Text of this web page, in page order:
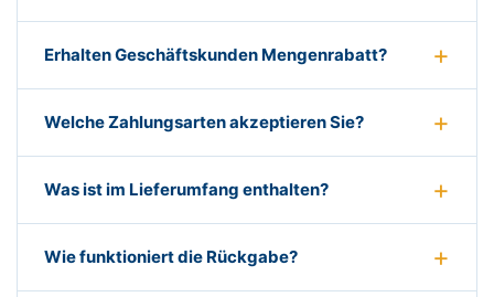
Erhalten Geschäftskunden Mengenrabatt?
Welche Zahlungsarten akzeptieren Sie?
Was ist im Lieferumfang enthalten?
Wie funktioniert die Rückgabe?